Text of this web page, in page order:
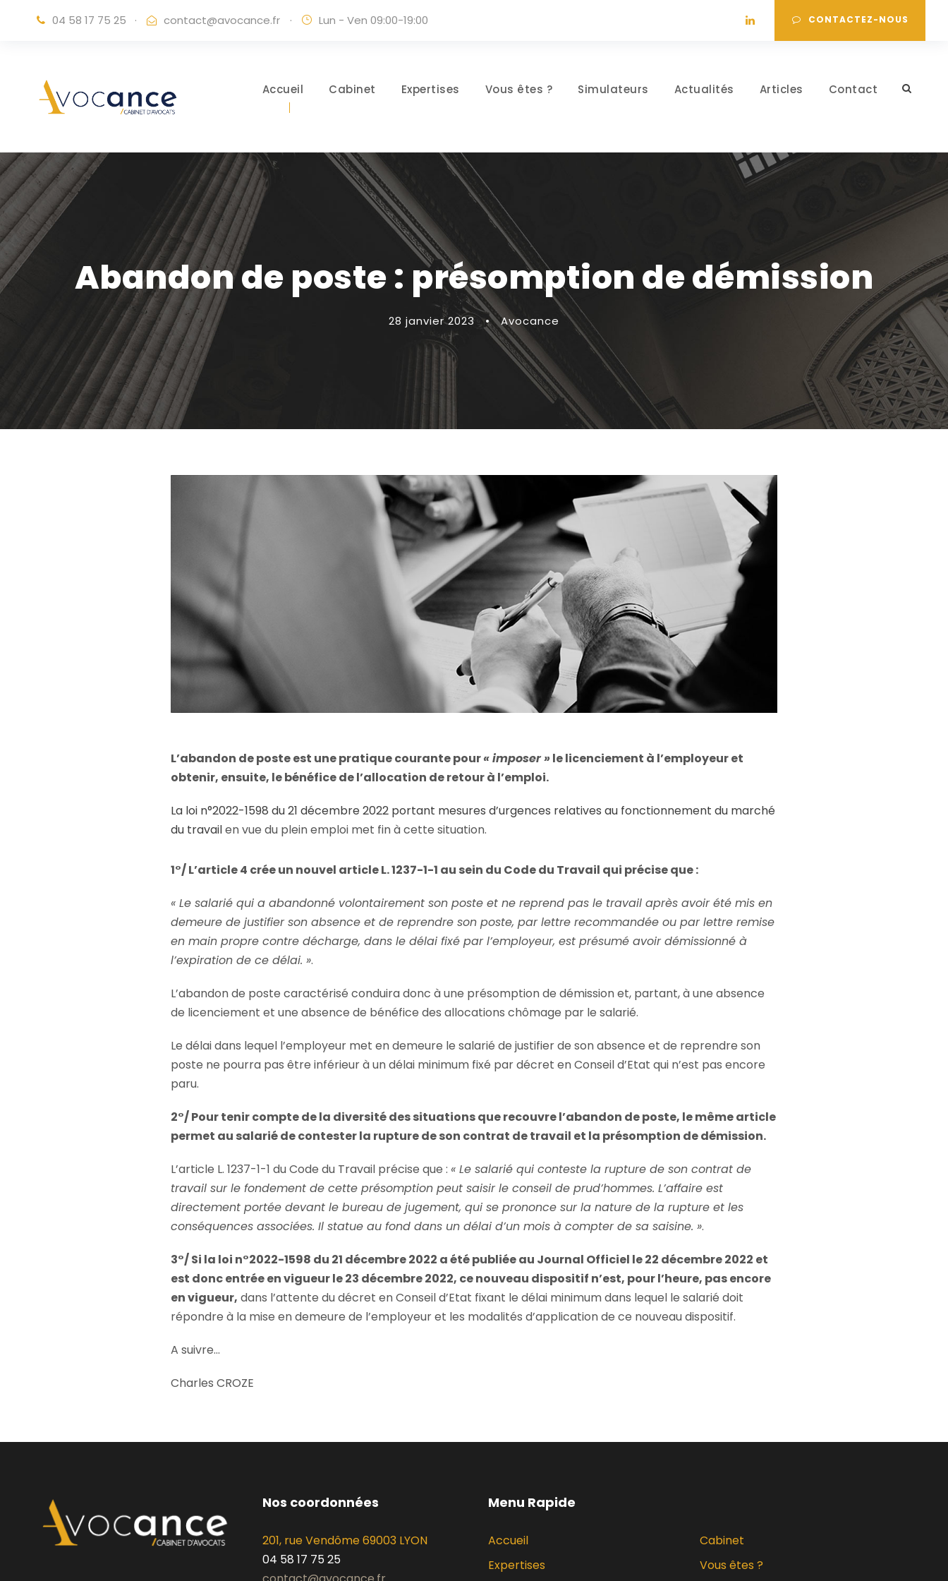
04 58 17 75 25 · contact@avocance.fr · Lun - Ven 09:00-19:00 CONTACTEZ-NOUS
Accueil Cabinet Expertises Vous êtes ? Simulateurs Actualités Articles Contact
Abandon de poste : présomption de démission
28 janvier 2023 • Avocance
L’abandon de poste est une pratique courante pour« imposer »le licenciement à l’employeur et
obtenir, ensuite, le bénéfice de l’allocation de retour à l’emploi.
La loi n°2022-1598 du 21 décembre 2022 portant mesures d’urgences relatives au fonctionnement du marché
du travailen vue du plein emploi met fin à cette situation.
1°/ L’article 4 crée un nouvel article L. 1237-1-1 au sein du Code du Travail qui précise que :
« Le salarié qui a abandonné volontairement son poste et ne reprend pas le travail après avoir été mis en
demeure de justifier son absence et de reprendre son poste, par lettre recommandée ou par lettre remise
en main propre contre décharge, dans le délai fixé par l’employeur, est présumé avoir démissionné à
l’expiration de ce délai. ».
L’abandon de poste caractérisé conduira donc à une présomption de démission et, partant, à une absence
de licenciement et une absence de bénéfice des allocations chômage par le salarié.
Le délai dans lequel l’employeur met en demeure le salarié de justifier de son absence et de reprendre son
poste ne pourra pas être inférieur à un délai minimum fixé par décret en Conseil d’Etat qui n’est pas encore
paru.
2°/ Pour tenir compte de la diversité des situations que recouvre l’abandon de poste, le même article
permet au salarié de contester la rupture de son contrat de travail et la présomption de démission.
L’article L. 1237-1-1 du Code du Travail précise que : « Le salarié qui conteste la rupture de son contrat de
travail sur le fondement de cette présomption peut saisir le conseil de prud’hommes. L’affaire est
directement portée devant le bureau de jugement, qui se prononce sur la nature de la rupture et les
conséquences associées. Il statue au fond dans un délai d’un mois à compter de sa saisine. ».
3°/ Si la loi n°2022-1598 du 21 décembre 2022 a été publiée au Journal Officiel le 22 décembre 2022 et
est donc entrée en vigueur le 23 décembre 2022, ce nouveau dispositif n’est, pour l’heure, pas encore
en vigueur, dans l’attente du décret en Conseil d’Etat fixant le délai minimum dans lequel le salarié doit
répondre à la mise en demeure de l’employeur et les modalités d’application de ce nouveau dispositif.
A suivre…
Charles CROZE
Nos coordonnées
201, rue Vendôme 69003 LYON
04 58 17 75 25
Menu Rapide
Accueil
Cabinet
Expertises
Vous êtes ?